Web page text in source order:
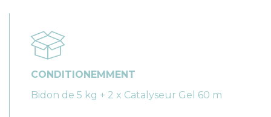
CONDITIONEMMENT
Bidon de 5 kg + 2 x Catalyseur Gel 60 m